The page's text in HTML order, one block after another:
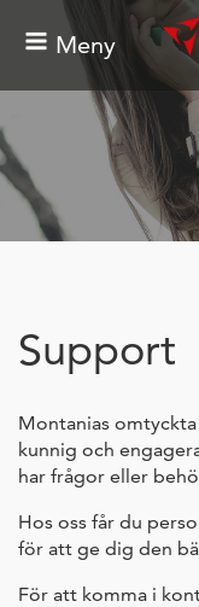
Meny
Support
Montanias
kunnig och
har frågor eller
Hos oss får du
för att ge dig den
För att komma i